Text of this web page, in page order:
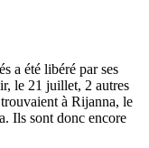
a été libéré par ses
le 21 juillet, 2 autres
à Rijanna, le
Ils sont donc encore